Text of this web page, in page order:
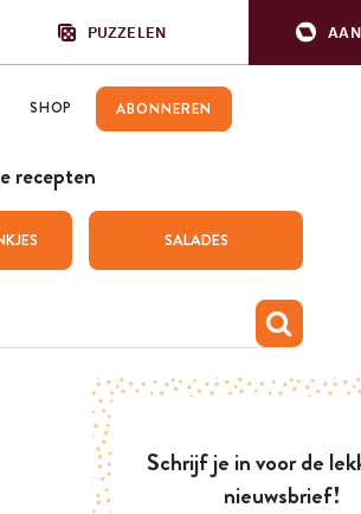
PUZZELEN
SHOP ABONNEREN
recepten
SALADES
Schrijf je in voor de
nieuwsbrief!